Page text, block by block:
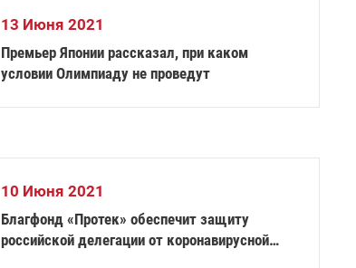
13 Июня 2021
Премьер Японии рассказал, при каком
условии Олимпиаду не проведут
10 Июня 2021
Благфонд «Протек» обеспечит защиту
российской делегации от коронавирусной